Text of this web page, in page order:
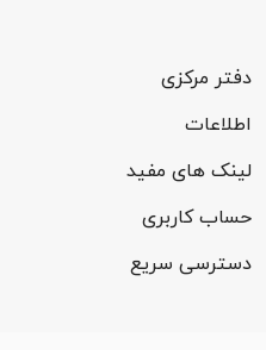
دفتر مرکزی
اطلاعات
لینک های مفید
حساب کاربری
دسترسی سریع